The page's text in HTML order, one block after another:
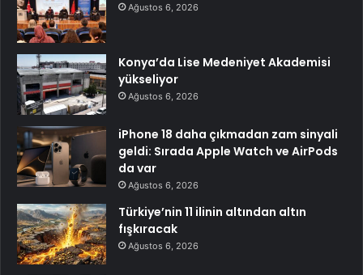
Ağustos 6, 2026
Konya’da Lise Medeniyet Akademisi
yükseliyor
Ağustos 6, 2026
iPhone 18 daha çıkmadan zam sinyali
geldi: Sırada Apple Watch ve AirPods
da var
Ağustos 6, 2026
Türkiye’nin 11 ilinin altından altın
fışkıracak
Ağustos 6, 2026